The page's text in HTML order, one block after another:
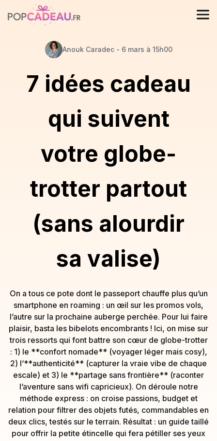
Anouk Caradec - 6 mars à 15h00
7 idées cadeau
qui suivent
votre globe-
trotter partout
(sans alourdir
sa valise)
On a tous ce pote dont le passeport chauffe plus qu’un
smartphone en roaming : un œil sur les promos vols,
l’autre sur la prochaine auberge perchée. Pour lui faire
plaisir, basta les bibelots encombrants ! Ici, on mise sur
trois ressorts qui font battre son cœur de globe-trotter
: 1) le **confort nomade** (voyager léger mais cosy),
2) l’**authenticité** (capturer la vraie vibe de chaque
escale) et 3) le **partage sans frontière** (raconter
l’aventure sans wifi capricieux). On déroule notre
méthode express : on croise passions, budget et
relation pour filtrer des objets futés, commandables en
deux clics, testés sur le terrain. Résultat : un guide taillé
pour offrir la petite étincelle qui fera pétiller ses yeux